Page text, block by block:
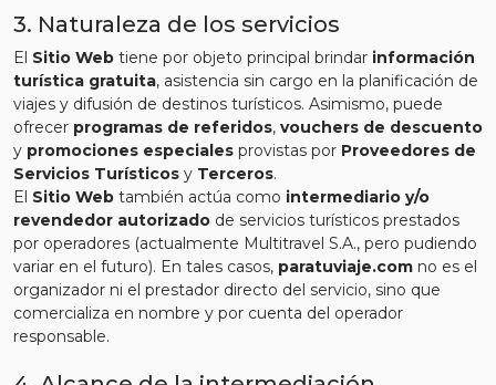
3. Naturaleza de los servicios
El Sitio Web tiene por objeto principal brindar información
turística gratuita, asistencia sin cargo en la planificación de
viajes y difusión de destinos turísticos. Asimismo, puede
ofrecer programas de referidos, vouchers de descuento
y promociones especiales provistas por Proveedores de
Servicios Turísticos y Terceros.
El Sitio Web también actúa como intermediario y/o
revendedor autorizado de servicios turísticos prestados
por operadores (actualmente Multitravel S.A., pero pudiendo
variar en el futuro). En tales casos, paratuviaje.com no es el
organizador ni el prestador directo del servicio, sino que
comercializa en nombre y por cuenta del operador
responsable.